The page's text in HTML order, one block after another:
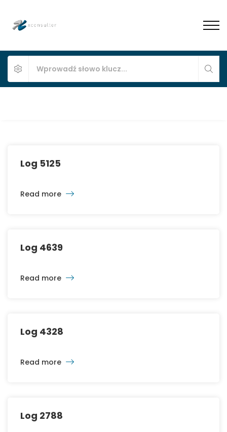
Log 5125
Read more
Log 4639
Read more
Log 4328
Read more
Log 2788